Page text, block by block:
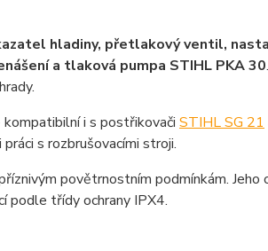
hladiny, přetlakový ventil,
a tlaková pumpa STIHL PKA 30
i s postřikovači STIHL SG 21
s rozbrušovacími stroji.
povětrnostním podmínkám.
podle třídy ochrany IPX4.